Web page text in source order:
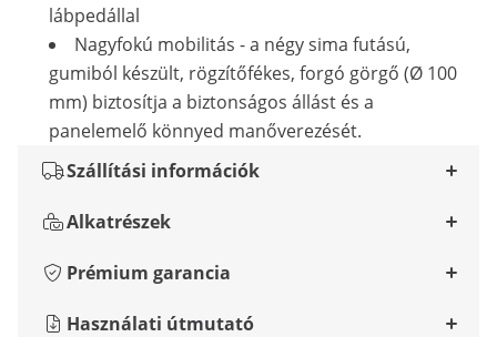
lábpedállal
Nagyfokú mobilitás - a négy sima futású,
gumiból készült, rögzítőfékes, forgó görgő (Ø 100
mm) biztosítja a biztonságos állást és a
panelemelő könnyed manőverezését.
Szállítási információk
Alkatrészek
Prémium garancia
Használati útmutató